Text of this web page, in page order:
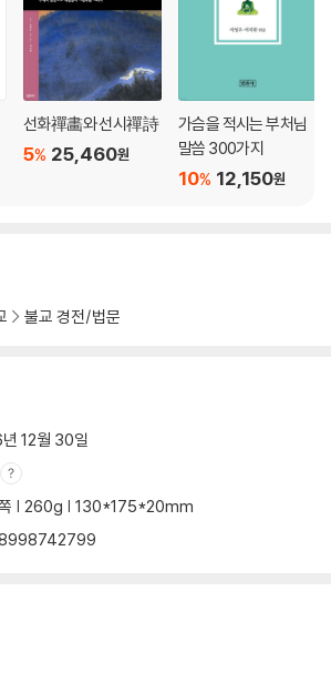
리까 _ 115
야 _ 134
선화禪畵와 선시禪詩
25,460원
5%
가슴을 적시는 부처님
말씀 300가지
12,150원
10%
불교 경전/법문
12월 30일
| 260g | 130*175*20mm